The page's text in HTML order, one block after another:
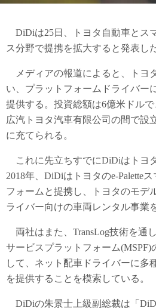
DiDiは25日、トヨタ自動車とス
ス分野で提携を拡大すると発表した
メディアの報道によると、トヨ
い、プラットフォームドライバー
提供する。投資総額は6億米ドル
広汽トヨタ汽車有限公司の間で設
に充てられる。
これに先立ちすでにDiDiはトヨ
2018年、DiDiはトヨタのe-Palette
フォームと提携し、トヨタのモデ
ライバー向けの車両レンタル事業
両社はまた、TransLog技術を通
サービスプラットフォーム(MSPF)
して、ネット配車ドライバーに多
を提供することを模索している。
DiDiの朱景士上級副総裁は「